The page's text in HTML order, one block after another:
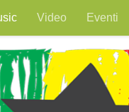
Video Eventi